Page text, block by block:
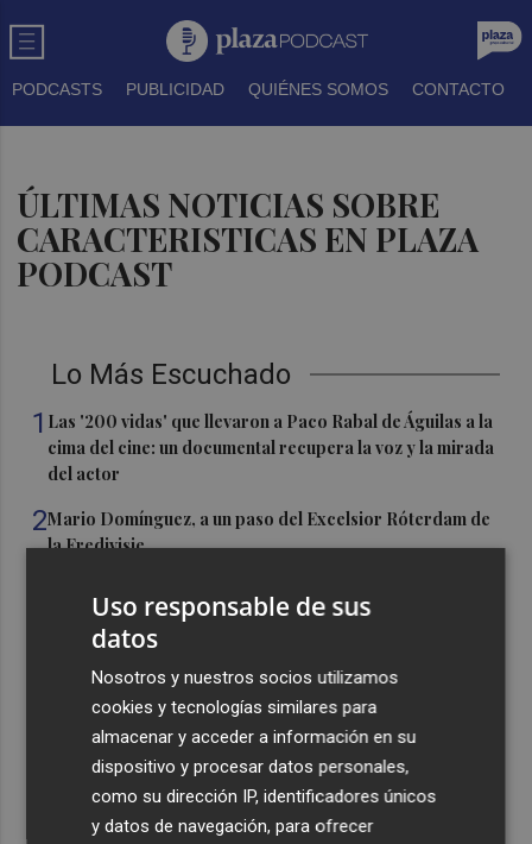
PODCASTS PUBLICIDAD QUIÉNES SOMOS CONTACTO
ÚLTIMAS NOTICIAS SOBRE
CARACTERISTICAS EN PLAZA
PODCAST
Lo Más Escuchado
1 Las '200 vidas' que llevaron a Paco Rabal de Águilas a la
cima del cine: un documental recupera la voz y la mirada
del actor
2Mario Domínguez, a un paso del Excelsior Róterdam de
la Eredivisie
en las fiestas para la Ufece y conciertos en valenciano
conquistar los históricos 20.000 puntos
Valencia Basket abrirá la EuroLeague Women en casa
ante Fenerbahce Opet
Uso responsable de sus
datos
Nosotros y nuestros socios utilizamos
cookies y tecnologías similares para
almacenar y acceder a información en su
dispositivo y procesar datos personales,
como su dirección IP, identificadores únicos
y datos de navegación, para ofrecer